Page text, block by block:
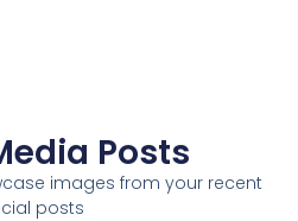
Posts
images from your recent
posts